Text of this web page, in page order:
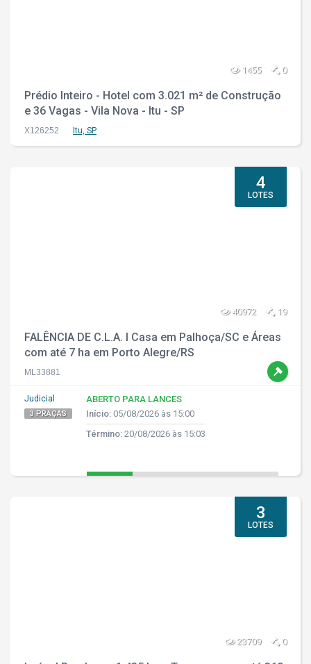
1455 0
Prédio Inteiro - Hotel com 3.021 m² de Construção
e 36 Vagas - Vila Nova - Itu - SP
X126252 Itu, SP
4
LOTES
40972 19
FALÊNCIA DE C.L.A. I Casa em Palhoça/SC e Áreas
com até 7 ha em Porto Alegre/RS
ML33881
Judicial
3 PRAÇAS
ABERTO PARA LANCES
Início: 05/08/2026 às 15:00
Término: 20/08/2026 às 15:03
3
LOTES
23709 0